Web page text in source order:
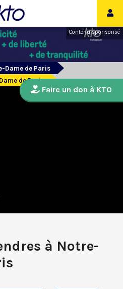
Contenu sponsorisé
Dame de Paris
de Paris
à Notre-
Faire un don à KTO